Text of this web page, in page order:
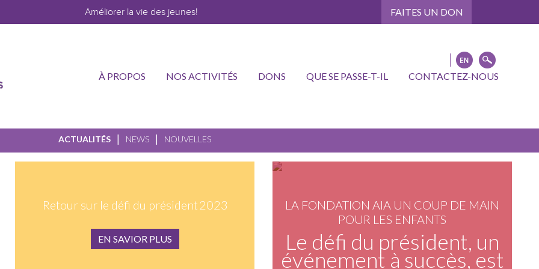
Améliorer la vie des jeunes!
FAITES UN DON
À PROPOS NOS ACTIVITÉS DONS QUE SE PASSE-T-IL CONTACTEZ-NOUS
ACTUALITÉS NEWS NOUVELLES
Retour sur le défi du président 2023
EN SAVIOR PLUS
LA FONDATION AIA UN COUP DE MAIN
POUR LES ENFANTS
Le défi du président, un
événement à succès, est